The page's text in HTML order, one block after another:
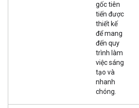
gốc tiên
tiến được
thiết kế
để mang
đến quy
trình làm
việc sáng
tạo và
nhanh
chóng.